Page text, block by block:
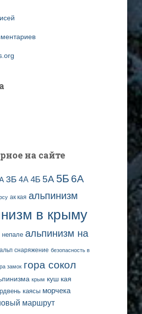
на сайте
3Б 4А 4Б 5А 5Б 6А
ак кая альпинизм
в крыму
непале альпинизм на
альп снаряжение безопасность в
замок гора сокол
крым куш кая
каясы морчека
маршрут